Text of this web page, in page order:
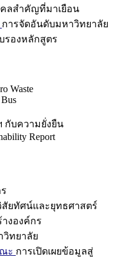
ลสำคัญที่มาเยือน
การจัดอันดับมหาวิทยาลัย
รองหลักสูตร
Waste
กับความยั่งยืน
Report
สัยทัศน์และยุทธศาสตร์
งองค์กร
วิทยาลัย
ะ การเปิดเผยข้อมูลสู่